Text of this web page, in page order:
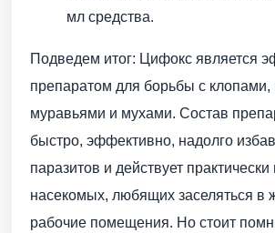
мл средства.
Подведем итог: Цифокс является
препаратом для борьбы с
муравьями и мухами. Состав
быстро, эффективно, надолго
паразитов и действует
насекомых, любящих заселяться в
рабочие помещения. Но стоит